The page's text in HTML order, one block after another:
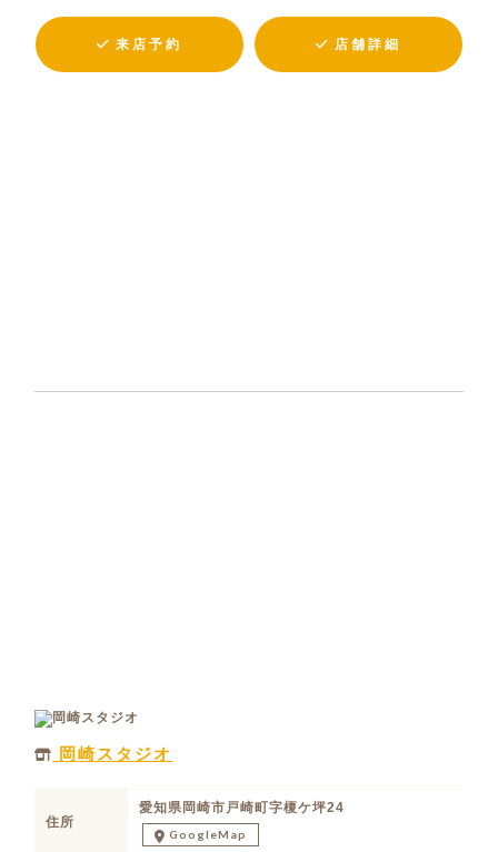
来店予約 店舗詳細
岡崎スタジオ
住所
愛知県岡崎市戸崎町字榎ケ坪24
GoogleMap